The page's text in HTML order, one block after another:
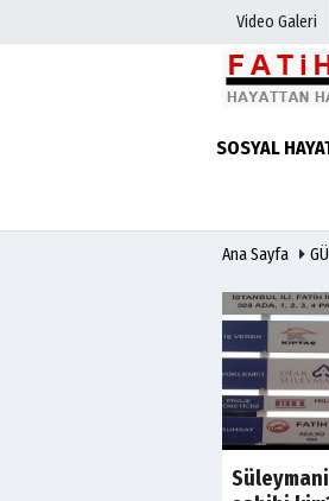
Video Galeri
SOSYAL
Ana Sayfa